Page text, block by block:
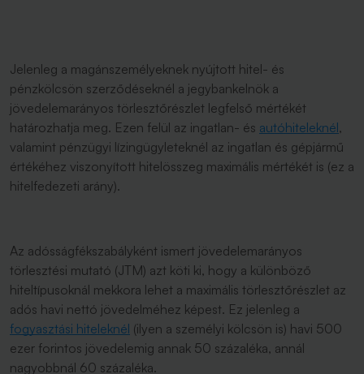
Jelenleg a magánszemélyeknek nyújtott hitel- és
pénzkölcsön szerződéseknél a jegybankelnök a
jövedelemarányos törlesztőrészlet legfelső mértékét
határozhatja meg. Ezen felül az ingatlan- és autóhiteleknél,
valamint pénzügyi lízingügyleteknél az ingatlan és gépjármű
értékéhez viszonyított hitelösszeg maximális mértékét is (ez a
hitelfedezeti arány).
Az adósságfékszabályként ismert jövedelemarányos
törlesztési mutató (JTM) azt köti ki, hogy a különböző
hiteltípusoknál mekkora lehet a maximális törlesztőrészlet az
adós havi nettó jövedelméhez képest. Ez jelenleg a
fogyasztási hiteleknél (ilyen a személyi kölcsön is) havi 500
ezer forintos jövedelemig annak 50 százaléka, annál
nagyobbnál 60 százaléka.